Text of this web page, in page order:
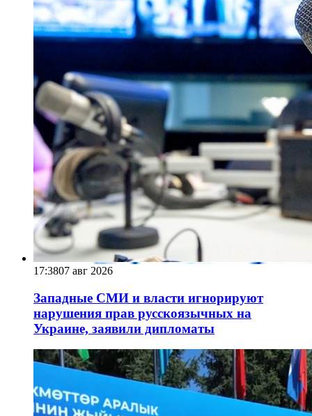
17:3807 авг 2026
Западные СМИ и власти игнорируют
нарушения прав русскоязычных на
Украине, заявили дипломаты